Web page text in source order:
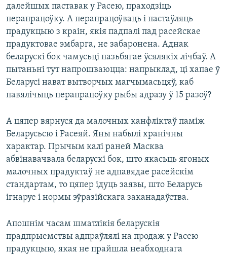
далейшых паставак у Расею, праходзіць
перапрацоўку. А перапрацоўваць і пастаўляць
прадукцыю з краін, якія падпалі пад расейскае
прадуктовае эмбарга, не забаронена. Аднак
беларускі бок чамусьці пазьбягае ўсялякіх лічбаў. А
пытаньні тут напрошваюцца: напрыклад, ці хапае ў
Беларусі нават вытворчых магчымасьцяў, каб
павялічыць перапрацоўку рыбы адразу ў 15 разоў?
А цяпер вярнуся да малочных канфліктаў паміж
Беларусьсю і Расеяй. Яны набылі хранічны
характар. Прычым калі раней Масква
абвінавачвала беларускі бок, што якасьць ягоных
малочных прадуктаў не адпавядае расейскім
стандартам, то цяпер ідуць заявы, што Беларусь
ігнаруе і нормы эўразійскага заканадаўства.
Апошнім часам шматлікія беларускія
прадпрыемствы адпраўлялі на продаж у Расею
прадукцыю, якая не прайшла неабходнага